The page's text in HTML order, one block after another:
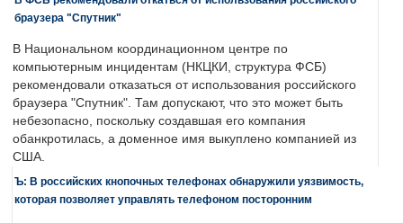
браузера "Спутник"
В Национальном координационном центре по
компьютерным инцидентам (НКЦКИ, структура ФСБ)
рекомендовали отказаться от использования российского
браузера "Спутник". Там допускают, что это может быть
небезопасно, поскольку создавшая его компания
обанкротилась, а доменное имя выкуплено компанией из
США.
Ъ: В российских кнопочных телефонах обнаружили уязвимость,
которая позволяет управлять телефоном посторонним